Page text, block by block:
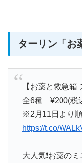
ターリン「お
【お薬と救急箱
全6種 ¥200(税
※2月11日より
https://t.co/
大人気❗️お薬の